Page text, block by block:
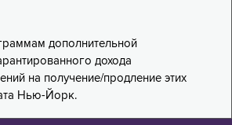
дополнительной
дохода
на получение/продление этих
Нью-Йорк.